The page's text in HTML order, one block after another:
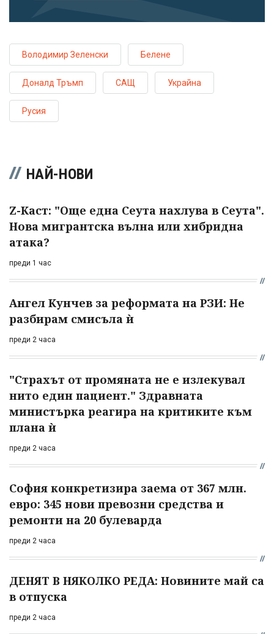
Володимир Зеленски Белене
Доналд Тръмп САЩ Украйна
Русия
НАЙ-НОВИ
Z-Каст: "Още една Сеута нахлува в Сеута".
Нова мигрантска вълна или хибридна
атака?
преди 1 час
Ангел Кунчев за реформата на РЗИ: Не
разбирам смисъла ѝ
преди 2 часа
"Страхът от промяната не е излекувал
нито един пациент." Здравната
министърка реагира на критиките към
плана ѝ
преди 2 часа
София конкретизира заема от 367 млн.
евро: 345 нови превозни средства и
ремонти на 20 булеварда
преди 2 часа
ДЕНЯТ В НЯКОЛКО РЕДА: Новините май са
в отпуска
преди 2 часа